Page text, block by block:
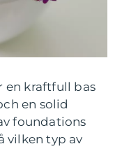
en kraftfull bas
en solid
foundations
vilken typ av